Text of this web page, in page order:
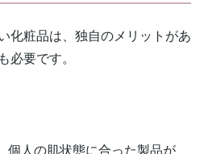
化粧品は、独自のメリットがあ
必要です。
個人の肌状態に合った製品が